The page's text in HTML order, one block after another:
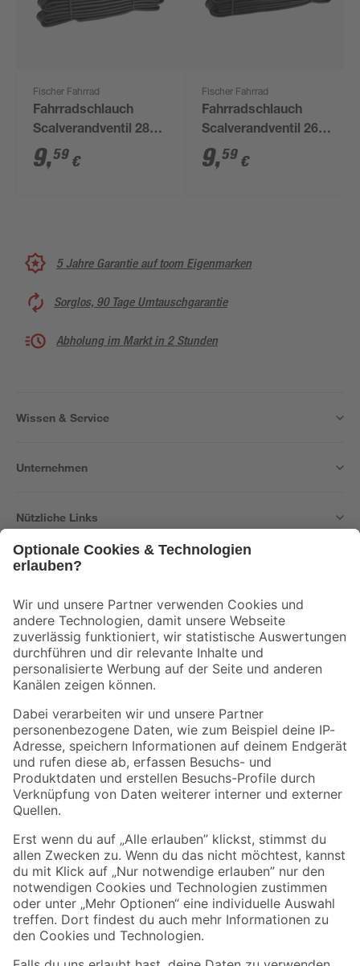
Fischer Fahrrad
Fahrradschlauch
Scalverandventil 28
Zoll
9,59 €
Fischer Fahrrad
Fahrradschlauch
Scalverandventil 26
Zoll
9,59 €
5 Jahre Garantie auf toom Eigenmarken
Sorglos, 90 Tage Umtauschgarantie
Abholung im Markt in 2 Stunden
Wissen & Service
Unternehmen
Nützliche Links
Der toom Newsletter: Keine Angebote und Aktionen mehr verpassen!
Zur Newsletter Anmeldung
Folge uns
Zahlungsarten Versandarten
Sicher einkaufen
Jetzt die toom-App herunterladen